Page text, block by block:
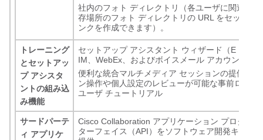
社内のフォト ディレクトリ（各ユーザに関連す
存場所のフォト ディレクトリの URL をセットア
ンクを作成できます）。
トレーニング
とセットアッ
プ アシスタ
ントの組み込
み機能
セットアップ アシスタント ウィザード（E メー
IM、WebEx、およびボイスメール アカウント設
便利な統合マルチメディア セッションの提供や
ン操作や個人設定のレビューが可能な事前ロード
ユーザ チュートリアル
サードパーテ
ィ アプリケ
Cisco Collaboration アプリケーション プログラ
ターフェイス（API）をソフトウェア開発キット